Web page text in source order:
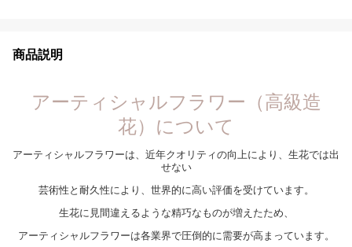
商品説明
アーティシャルフラワー（高級造
花）について
アーティシャルフラワーは、近年クオリティの向上により、生花では出
せない
芸術性と耐久性により、世界的に高い評価を受けています。
生花に見間違えるような精巧なものが増えたため、
アーティシャルフラワーは各業界で圧倒的に需要が高まっています。